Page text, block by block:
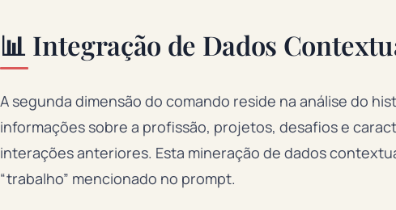
📊 Integração de Dados
A segunda dimensão do comando reside na análise do
informações sobre a profissão, projetos, desafios e
interações anteriores. Esta mineração de dados
“trabalho” mencionado no prompt.